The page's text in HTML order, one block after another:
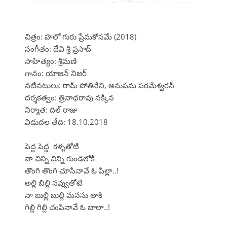
చిత్రం: హలో గురు ప్రేమకోసమే (2018)
సంగీతం: దేవి శ్రీ ప్రసాద్
సాహిత్యం: శ్రీమణి
గానం: యాజన్ నిజర్
నటీనటులు: రామ్ పోతినేని, అనుపమ పరమేశ్వరన్
దర్శకత్వం: త్రినాథరావు నక్కిన
నిర్మాత: దిల్ రాజు
విడుదల తేది: 18.10.2018
పెద్ద పెద్ద కళ్ళతోటి
నా చిన్ని చిన్ని గుండెలోకి
తొంగి తొంగి చూసినావే ఓ పిల్లా..!
అల్లి బిల్లి నవ్వుతోటి
నా బుల్లి బుల్లి మనసు తాకి
గిల్లి గిల్లి చంపినావే ఓ బాలా..!